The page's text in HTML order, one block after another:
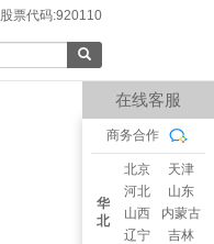
股票代码:920110
在线客服
商务合作
华
北
北京
河北
山西
辽宁
天津
山东
内蒙古
吉林